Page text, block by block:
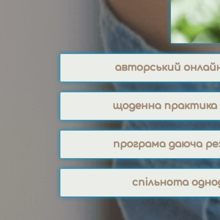
авторський
щоденна практика
програма даюча
спільнота